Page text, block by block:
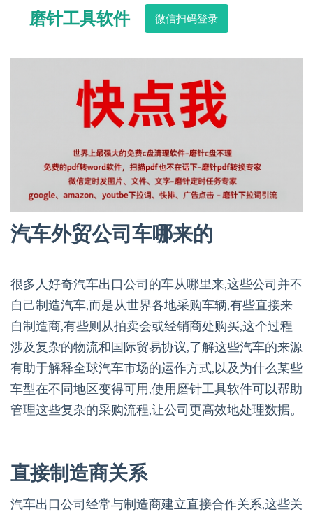
磨针工具软件 微信扫码登录
汽车外贸公司车哪来的
很多人好奇汽车出口公司的车从哪里来,这些公司并不
自己制造汽车,而是从世界各地采购车辆,有些直接来
自制造商,有些则从拍卖会或经销商处购买,这个过程
涉及复杂的物流和国际贸易协议,了解这些汽车的来源
有助于解释全球汽车市场的运作方式,以及为什么某些
车型在不同地区变得可用,使用磨针工具软件可以帮助
管理这些复杂的采购流程,让公司更高效地处理数据。
直接制造商关系
汽车出口公司经常与制造商建立直接合作关系,这些关